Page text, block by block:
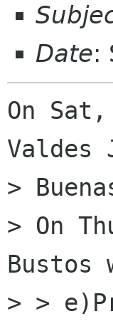
Date:
On
Valdes
>
> On
Bustos
> >